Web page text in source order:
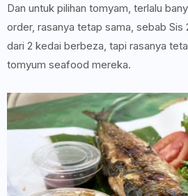
Dan untuk pilihan tomyam, terlalu
order, rasanya tetap sama, sebab Sis
dari 2 kedai berbeza, tapi rasanya
tomyum seafood mereka.